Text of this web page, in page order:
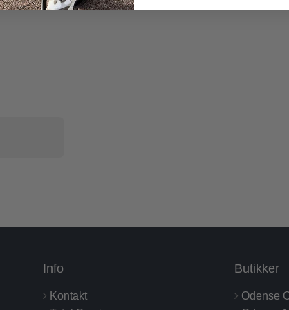
Info
Kontakt
Butikker
Odense